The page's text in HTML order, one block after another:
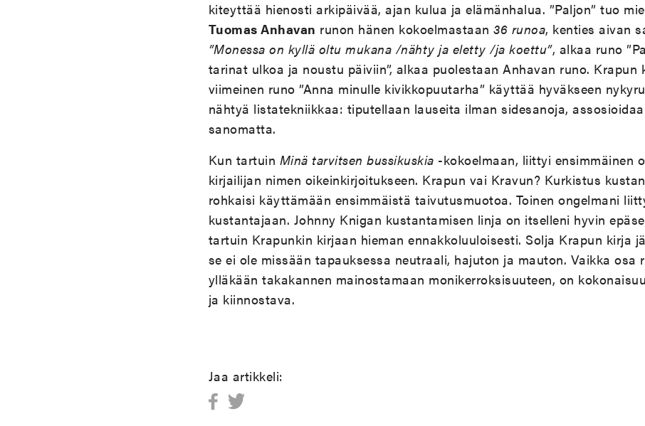
kiteyttää hienosti arkipäivää, ajan kulua ja elämänhalua. ”Paljon” tuo
Tuomas Anhavan runon hänen kokoelmastaan 36 runoa, kenties aivan
”Monessa on kyllä oltu mukana /nähty ja eletty /ja koettu”, alkaa runo
tarinat ulkoa ja noustu päiviin”, alkaa puolestaan Anhavan runo. Krapun
viimeinen runo ”Anna minulle kivikkopuutarha” käyttää hyväkseen
nähtyä listatekniikkaa: tiputellaan lauseita ilman sidesanoja,
sanomatta.
Kun tartuin Minä tarvitsen bussikuskia -kokoelmaan, liittyi ensimmäinen
kirjailijan nimen oikeinkirjoitukseen. Krapun vai Kravun? Kurkistus
rohkaisi käyttämään ensimmäistä taivutusmuotoa. Toinen ongelmani
kustantajaan. Johnny Knigan kustantamisen linja on itselleni hyvin
tartuin Krapunkin kirjaan hieman ennakkoluuloisesti. Solja Krapun kirja
se ei ole missään tapauksessa neutraali, hajuton ja mauton. Vaikka osa
ylläkään takakannen mainostamaan monikerroksisuuteen, on
ja kiinnostava.
Jaa artikkeli: